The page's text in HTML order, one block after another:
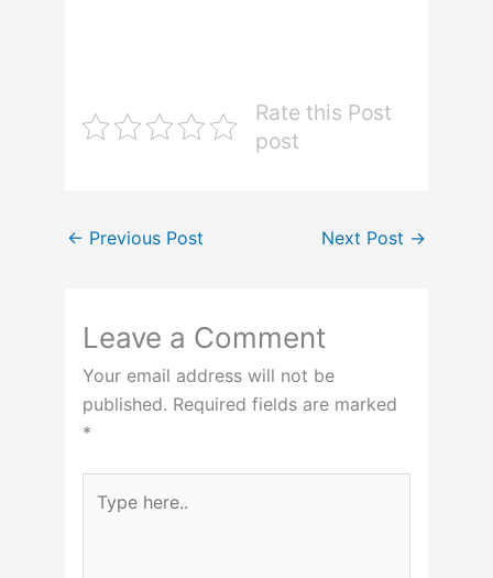
Rate this Post
post
← Previous Post Next Post →
Leave a Comment
Your email address will not be
published. Required fields are marked
*
here..